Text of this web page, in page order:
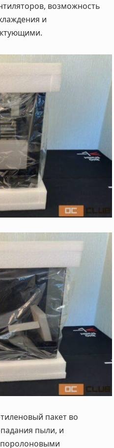
возможность
и
пакет во
пыли, и
поролоновыми